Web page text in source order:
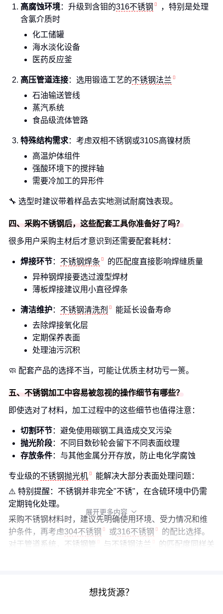
高腐蚀环境：升级到含钼的316不锈钢
，特别是处理
含氯介质时
化工储罐
海水淡化设备
医药反应釜
高压管道连接：选用锻造工艺的不锈钢法兰
石油输送管线
蒸汽系统
食品级流体管路
特殊结构需求：考虑双相不锈钢或310S高镍材质
高温炉体组件
强酸环境下的搅拌轴
需要冷加工的异形件
🔧 选型时建议带着样品去实地测试耐腐蚀表现。
四、采购不锈钢后，这些配套工具你准备好了吗？
很多用户采购主材后才意识到还需要配套耗材：
焊接环节： 不锈钢焊条
的匹配度直接影响焊缝质量
异种钢焊接要选过渡型焊材
薄板焊接建议用小直径焊条
清洁维护： 不锈钢清洗剂
能延长设备寿命
去除焊接氧化层
定期保养表面
处理油污沉积
🧼 配套产品的选择不当，可能让优质主材功亏一篑。
五、不锈钢加工中容易被忽视的操作细节有哪些？
即使选对了材料，加工过程中的这些细节也值得注意：
切割环节：避免使用碳钢工具造成交叉污染
抛光阶段：不同目数砂轮会留下不同表面纹理
存放条件：与其他金属分开存放，防止电化学腐蚀
专业级的不锈钢抛光机
能解决大部分表面处理问题：
⚠️ 特别提醒：不锈钢并非完全"不锈"，在含硫环境中仍需
定期钝化处理。
采购不锈钢材料时，建议先明确使用环境、受力情况和维
护条件，再考虑304不锈钢 或316不锈钢
的配比选择。
对于管道系统， 不锈钢管 与不锈钢法兰
的匹配度同样关
展开更多内容 
想找货源？